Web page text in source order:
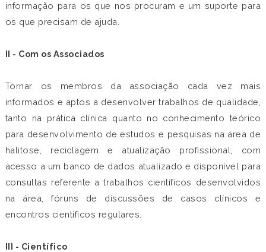
informação para os que nos procuram e um suporte para
os que precisam de ajuda.
II - Com os Associados
Tornar os membros da associação cada vez mais
informados e aptos a desenvolver trabalhos de qualidade,
tanto na prática clínica quanto no conhecimento teórico
para desenvolvimento de estudos e pesquisas na área de
halitose, reciclagem e atualização profissional, com
acesso a um banco de dados atualizado e disponível para
consultas referente a trabalhos científicos desenvolvidos
na área, fóruns de discussões de casos clínicos e
encontros científicos regulares.
III - Científico